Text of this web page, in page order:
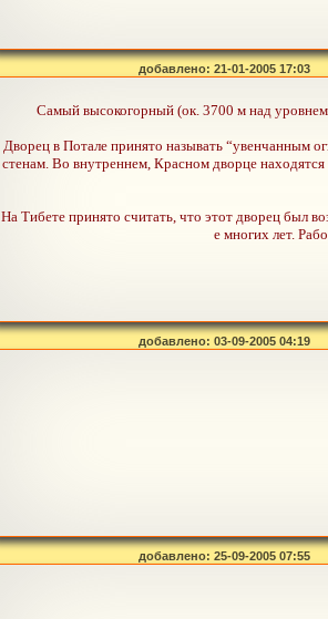
добавлено: 21-01-2005 17:03
Самый высокогорный (ок. 3700 м над
Дворец в Потале принято называть “увенчанным
стенам. Во внутреннем, Красном дворце
На Тибете принято считать, что этот дворец был
е многих лет.
добавлено: 03-09-2005 04:19
добавлено: 25-09-2005 07:55